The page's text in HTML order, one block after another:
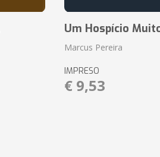
Um Hospício
Marcus Pereira
IMPRESO
€ 9,53